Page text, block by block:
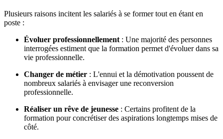
Plusieurs raisons incitent les salariés à se former tout en étant en
poste :
Évoluer professionnellement : Une majorité des personnes
interrogées estiment que la formation permet d'évoluer dans sa
vie professionnelle.
Changer de métier : L'ennui et la démotivation poussent de
nombreux salariés à envisager une reconversion
professionnelle.​
Réaliser un rêve de jeunesse : Certains profitent de la
formation pour concrétiser des aspirations longtemps mises de
côté.